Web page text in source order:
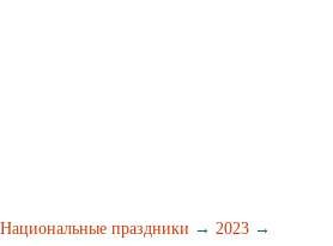
Национальные праздники → 2023 →